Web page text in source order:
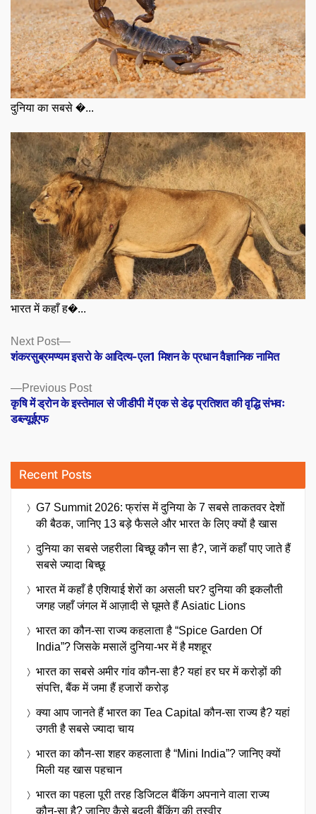
दुनिया का सबसे �...
भारत में कहाँ ह�...
Posts
navigation
Previous PostPrevious
post:
कृषि में ड्रोन के इस्तेमाल से जीडीपी में एक से डेढ़ प्रतिशत की वृद्धि संभवः
डब्ल्यूईएफ
Next Post
Next
post:
शंकरसुब्रमण्यम इसरो के आदित्य-एल1 मिशन के प्रधान वैज्ञानिक नामित
Recent Posts
G7 Summit 2026: फ्रांस में दुनिया के 7 सबसे ताकतवर देशों
की बैठक, जानिए 13 बड़े फैसले और भारत के लिए क्यों है खास
दुनिया का सबसे जहरीला बिच्छू कौन सा है?, जानें कहाँ पाए जाते हैं
सबसे ज्यादा बिच्छू
भारत में कहाँ है एशियाई शेरों का असली घर? दुनिया की इकलौती
जगह जहाँ जंगल में आज़ादी से घूमते हैं Asiatic Lions
भारत का कौन-सा राज्य कहलाता है “Spice Garden Of
India”? जिसके मसालें दुनिया-भर में है मशहूर
भारत का सबसे अमीर गांव कौन-सा है? यहां हर घर में करोड़ों की
संपत्ति, बैंक में जमा हैं हजारों करोड़
क्या आप जानते हैं भारत का Tea Capital कौन-सा राज्य है? यहां
उगती है सबसे ज्यादा चाय
भारत का कौन-सा शहर कहलाता है “Mini India”? जानिए क्यों
मिली यह खास पहचान
भारत का पहला पूरी तरह डिजिटल बैंकिंग अपनाने वाला राज्य
कौन-सा है? जानिए कैसे बदली बैंकिंग की तस्वीर